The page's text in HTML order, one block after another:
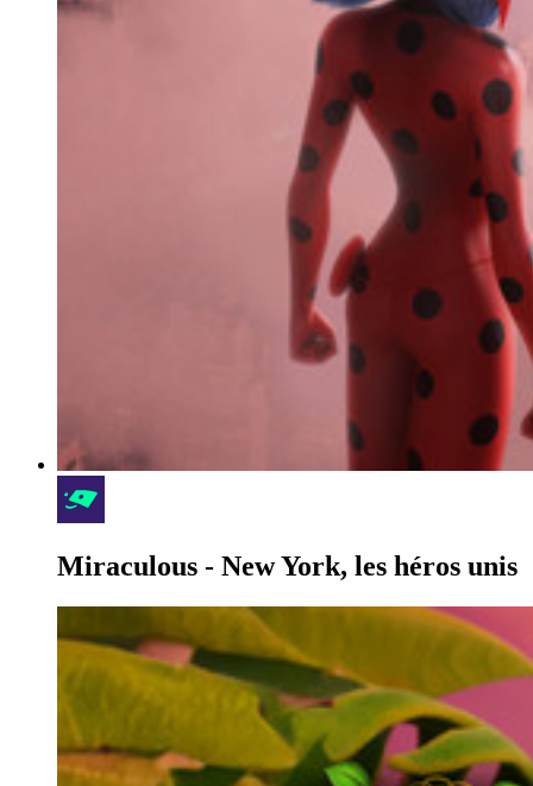
Miraculous - New York, les héros unis